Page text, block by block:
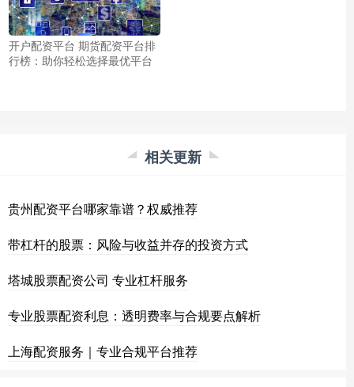
开户配资平台 期货配资平台排
行榜：助你轻松选择最优平台
相关更新
贵州配资平台哪家靠谱？权威推荐
带杠杆的股票：风险与收益并存的投资方式
塔城股票配资公司 专业杠杆服务
专业股票配资利息：透明费率与合规要点解析
上海配资服务｜专业合规平台推荐